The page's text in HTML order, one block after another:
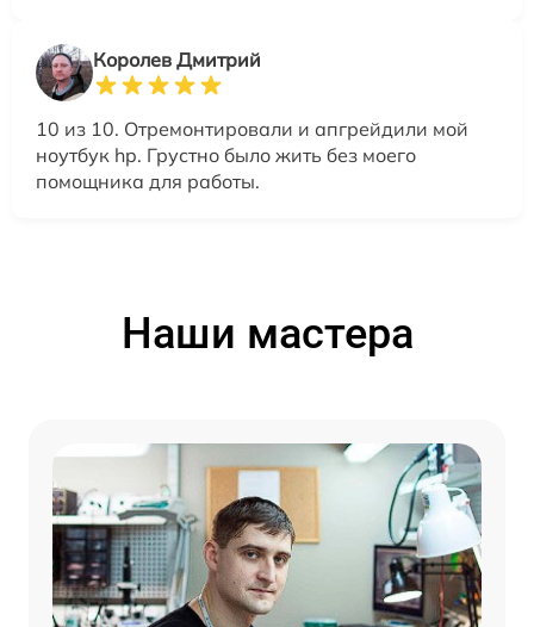
Королев Дмитрий
10 из 10. Отремонтировали и апгрейдили мой
ноутбук hp. Грустно было жить без моего
помощника для работы.
Наши мастера